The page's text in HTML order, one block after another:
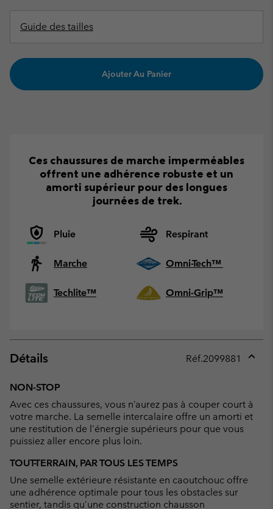
Guide des tailles
Ajouter Au Panier
Ces chaussures de marche imperméables
offrent une adhérence robuste et un
amorti supérieur pour des longues
journées de trek.
Pluie Respirant
Marche Omni-Tech™
Techlite™ Omni-Grip™
Détails Réf.2099881
NON-STOP
Avec ces chaussures, vous n’aurez pas à couper court à
votre marche. La semelle intercalaire offre un amorti et
une restitution de l’énergie supérieurs pour que vous
puissiez aller encore plus loin.
TOUT-TERRAIN, PAR TOUS LES TEMPS
Une semelle extérieure résistante en caoutchouc offre
une adhérence optimale pour tous les obstacles sur
sentier, tandis qu’une construction chausson